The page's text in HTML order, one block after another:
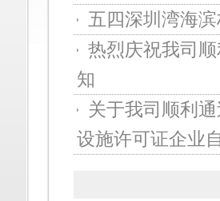
五四深圳湾海
热烈庆祝我司
知
关于我司顺利
设施许可证企业